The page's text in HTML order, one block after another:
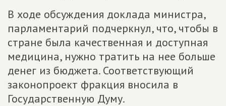
В ходе обсуждения доклада министра,
парламентарий подчеркнул, что, чтобы в
стране была качественная и доступная
медицина, нужно тратить на нее больше
денег из бюджета. Соответствующий
законопроект фракция вносила в
Государственную Думу.